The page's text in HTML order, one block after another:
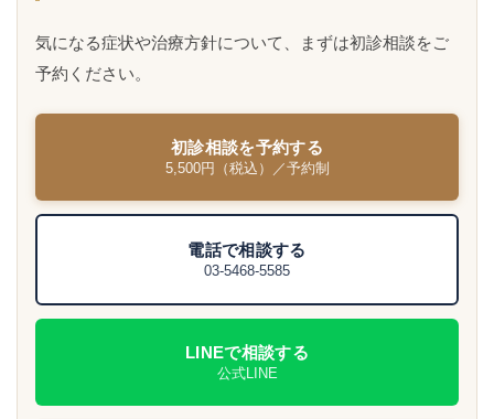
気になる症状や治療方針について、まずは初診相談をご
予約ください。
初診相談を予約する
5,500円（税込）／予約制
電話で相談する
03-5468-5585
LINEで相談する
公式LINE